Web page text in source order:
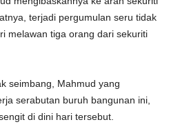
terjadi pergumulan seru tidak
melawan tiga orang dari sekuriti
seimbang, Mahmud yang
serabutan buruh bangunan ini,
di dini hari tersebut.